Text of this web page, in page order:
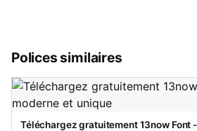
Polices similaires
Téléchargez gratuitement 13now Font